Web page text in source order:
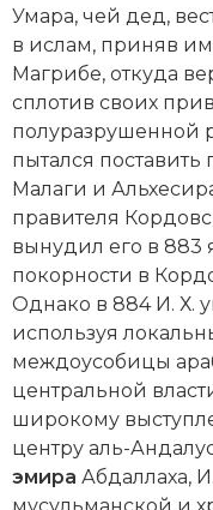
Государство и
Европа
Империи
Историческая
История
История
История,
исторического
Итория
Латинская
Умара, чей дед,
в ислам, приняв
Магрибе, откуда
сплотив своих
полуразрушенной
пытался поставить
Малаги и
правителя
вынудил его в 883
покорности в
Однако в 884 И. Х.
используя
междоусобицы
центральной
широкому
центру аль-
эмира Абдаллаха,